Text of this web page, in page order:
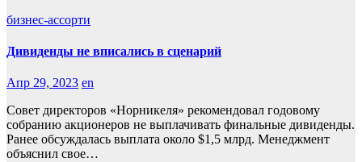
бизнес-ассорти
Дивиденды не вписались в сценарий
Апр 29, 2023 en
Совет директоров «Норникеля» рекомендовал годовому
собранию акционеров не выплачивать финальные дивиденды.
Ранее обсуждалась выплата около $1,5 млрд. Менеджмент
объяснил свое…